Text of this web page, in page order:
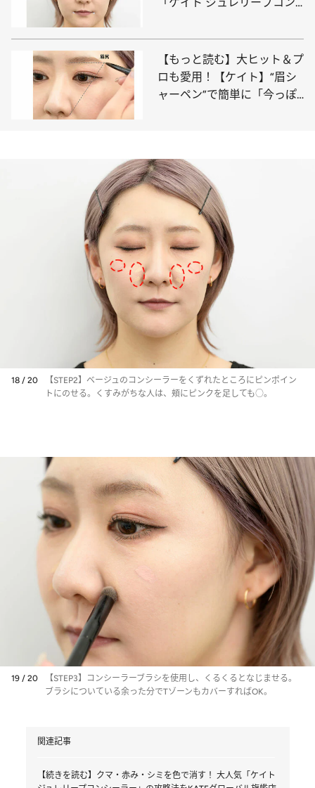
グローバル旗艦店クリエイタ
ーが徹底ガイド
【もっと読む】大ヒット＆プ
ロも愛用！【ケイト】“眉シ
ャーペン”で簡単に「今っぽ
18 / 20
【STEP2】ベージュのコンシーラーをくずれたところにピンポイン
トにのせる。くすみがちな人は、頬にピンクを足しても○。
19 / 20
【STEP3】コンシーラーブラシを使用し、くるくるとなじませる。
ブラシについている余った分でTゾーンもカバーすればOK。
関連記事
【続きを読む】クマ・赤み・シミを色で消す！ 大人気「ケイト